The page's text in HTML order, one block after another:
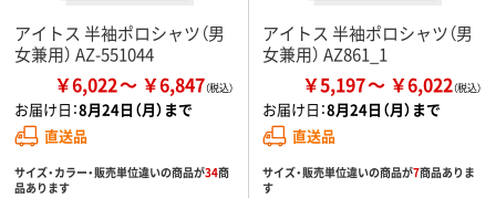
アイトス 半袖ポロシャツ（男
女兼用） AZ-551044
￥6,022 ￥6,847
お届け日：8月24日（月）まで
直送品
サイズ・カラー・販売単位違いの商品が34商
品あります
アイトス 半袖ポロシャツ（男
女兼用） AZ861_1
￥5,197 ￥6,022
お届け日：8月24日（月）まで
直送品
サイズ・販売単位違いの商品が7商品ありま
す